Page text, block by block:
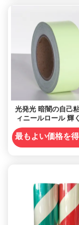
光発光 暗闇の自己
ィニールロール 輝
ペットフィル
最もよい価格を